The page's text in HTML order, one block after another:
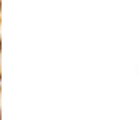
Post
navigation